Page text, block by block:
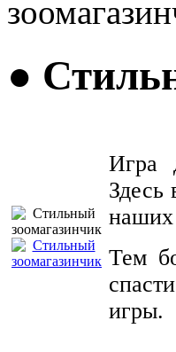
●
Игра
Здесь
Тем
игры.